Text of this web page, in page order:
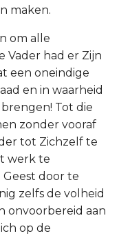
maken.
om alle
had er Zijn
een oneindige
en in waarheid
Tot die
zonder vooraf
tot Zichzelf te
werk te
door te
zelfs de volheid
onvoorbereid aan
op de